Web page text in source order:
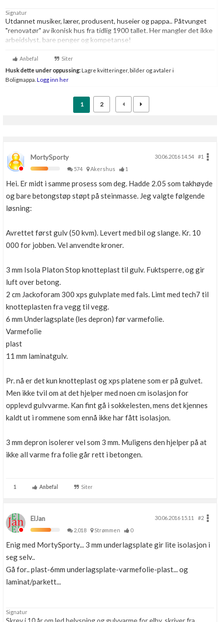
Signatur
Utdannet musiker, lærer, produsent, huseier og pappa.. Påtvunget
"renovatør" av ikonisk hus fra tidlig 1900 tallet. Her mangler det ikke
arbeidslyst, bare penger og kompetanse!
Anbefal Siter
Husk dette under oppussing:Lagre kvitteringer, bilder og avtaler i
Boligmappa. Logg inn her
1 2
MortySporty 30.06.2016 14.54
#1
574
Akershus 1
Hei. Er midt i samme prosess som deg. Hadde 2.05 som takhøyde
og bare betongstøp støpt på steinmasse. Jeg valgte følgende
løsning:
Avrettet først gulv (50 kvm). Levert med bil og slange. Kr. 10
000 for jobben. Vel anvendte kroner.
3 mm Isola Platon Stop knotteplast til gulv. Fuktsperre, og gir
luft over betong.
2 cm Jackoforam 300 xps gulvplate med fals. Limt med tech7 til
knotteplasten fra vegg til vegg.
6 mm Underlagsplate (les depron) før varmefolie.
Varmefolie
plast
11 mm laminatgulv.
Pr. nå er det kun knotteplast og xps platene som er på gulvet.
Men ikke tvil om at det hjelper med noen cm isolasjon for
opplevd gulvvarme. Kan fint gå i sokkelesten, mens det kjennes
kaldt ut i rommene som ennå ikke har fått isolasjon.
3 mm depron isolerer vel som 3 mm. Muligens den hjelper på at
ikke all varme fra folie går rett i betongen.
1 Anbefal Siter
ElJan 30.06.2016 15.11
#2
2,018
Strømmen 0
Enig med MortySporty... 3 mm underlagsplate gir lite isolasjon i
seg selv..
Gå for.. plast-6mm underlagsplate-varmefolie-plast... og
laminat/parkett...
Signatur
Skrev i 10 år om led belysning og gulvvarme for elby, skriver fra